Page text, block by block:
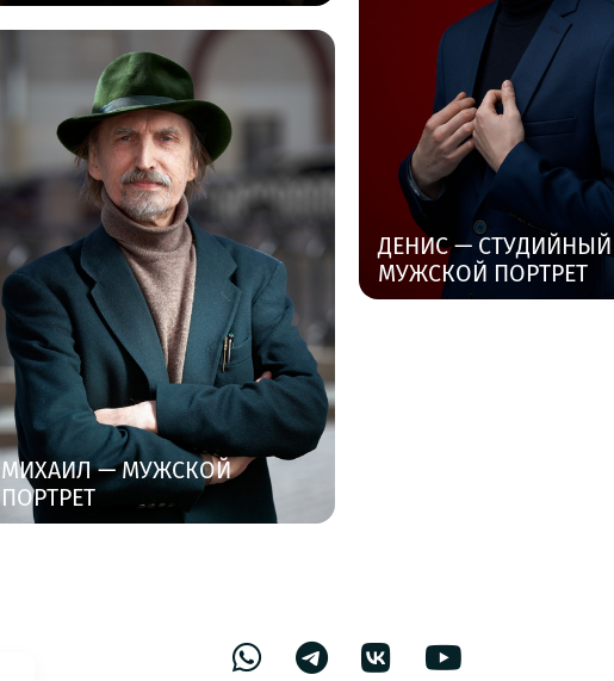
ДЕНИС — СТУДИЙНЫЙ
МУЖСКОЙ ПОРТРЕТ
МИХАИЛ — МУЖСКОЙ
ПОРТРЕТ